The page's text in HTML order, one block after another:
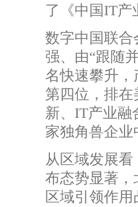
了《中国IT产
数字中国联
强、由“跟随
名快速攀升
第四位，排
新、IT产业融
家独角兽企业
从区域发展
布态势显著
区域引领作